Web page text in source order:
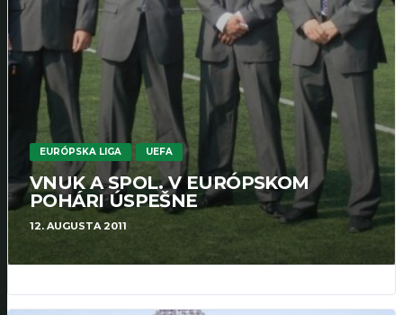
EURÓPSKA LIGA UEFA
VNUK A SPOL. V EURÓPSKOM
POHÁRI ÚSPEŠNE
12. AUGUSTA 2011